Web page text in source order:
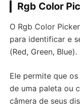
Rgb Color
O Rgb Color
para identificar e
(Red, Green, Blue).
Ele permite que
de uma paleta ou
câmera de seus